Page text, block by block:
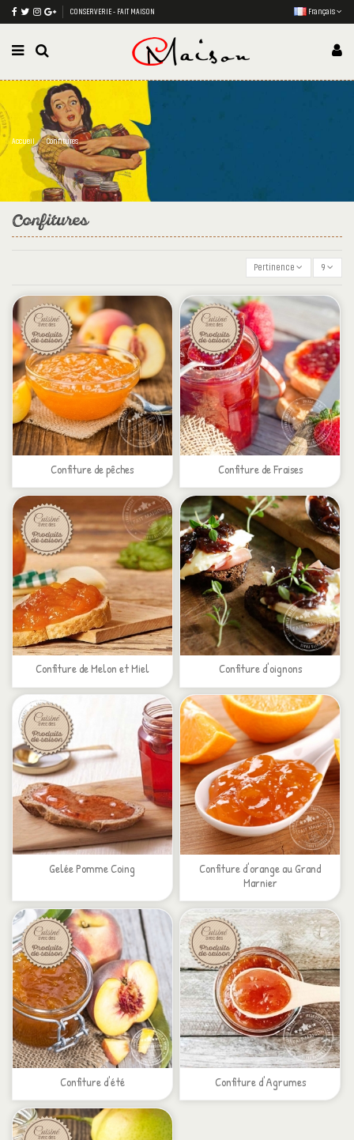
CONSERVERIE - FAIT MAISON Français
Accueil Confitures
Confitures
Pertinence 9
Confiture de pêches Confiture de Fraises
Confiture de Melon et Miel Confiture d'oignons
Gelée Pomme Coing
Confiture d'orange au Grand
Marnier
Confiture d'été Confiture d'Agrumes